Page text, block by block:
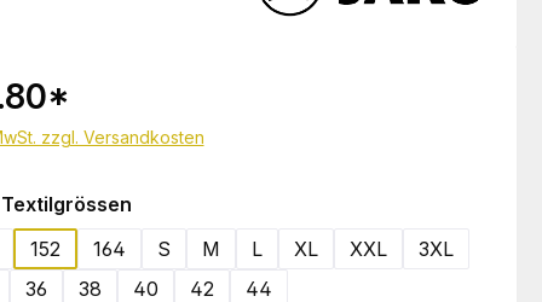
*
zzgl. Versandkosten
auswählen
152
164 S M L XL XXL
3XL
36
38 40 42 44